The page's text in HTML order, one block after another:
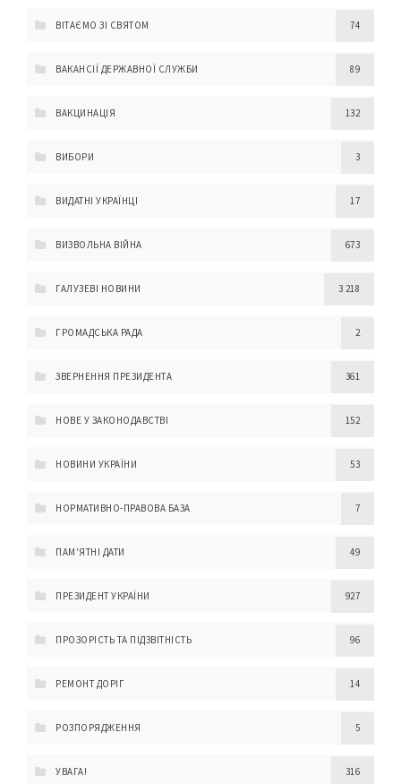
ВІТАЄМО ЗІ СВЯТОМ 74
ВАКАНСІЇ ДЕРЖАВНОЇ СЛУЖБИ 89
ВАКЦИНАЦІЯ 132
ВИБОРИ 3
ВИДАТНІ УКРАЇНЦІ 17
ВИЗВОЛЬНА ВІЙНА 673
ГАЛУЗЕВІ НОВИНИ 3 218
ГРОМАДСЬКА РАДА 2
ЗВЕРНЕННЯ ПРЕЗИДЕНТА 361
НОВЕ У ЗАКОНОДАВСТВІ 152
НОВИНИ УКРАЇНИ 53
НОРМАТИВНО-ПРАВОВА БАЗА 7
ПАМ'ЯТНІ ДАТИ 49
ПРЕЗИДЕНТ УКРАЇНИ 927
ПРОЗОРІСТЬ ТА ПІДЗВІТНІСТЬ 96
РЕМОНТ ДОРІГ 14
РОЗПОРЯДЖЕННЯ 5
УВАГА! 316